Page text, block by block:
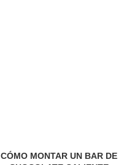
CÓMO MONTAR UN BAR DE